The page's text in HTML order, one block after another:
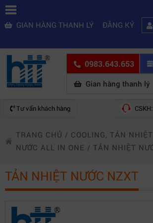
GIAN HÀNG THANH LÝ ĐĂNG KÝ
0983.643.653
Gian hàng thanh lý
Tư vấn khách hàng
TRANG CHỦ / COOLING, TẢN NHIỆT
NƯỚC ALL IN ONE / TẢN NHIỆT
TẢN NHIỆT NƯỚC NZXT